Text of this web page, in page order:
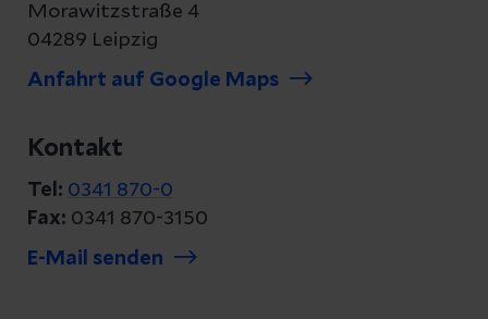
Morawitzstraße 4
04289 Leipzig
Anfahrt auf Google Maps
Kontakt
Tel: 0341 870-0
Fax: 0341 870-3150
E-Mail senden